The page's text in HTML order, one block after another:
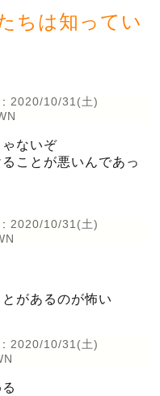
ちは知ってい
: 2020/10/31(土)
ないぞ
ことが悪いんであっ
: 2020/10/31(土)
があるのが怖い
: 2020/10/31(土)